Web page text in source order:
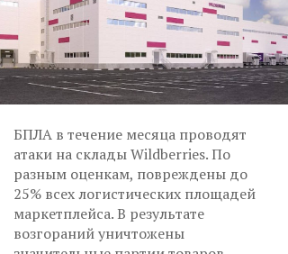
БПЛА в течение месяца проводят
атаки на склады Wildberries. По
разным оценкам, повреждены до
25% всех логистических площадей
маркетплейса. В результате
возгораний уничтожены